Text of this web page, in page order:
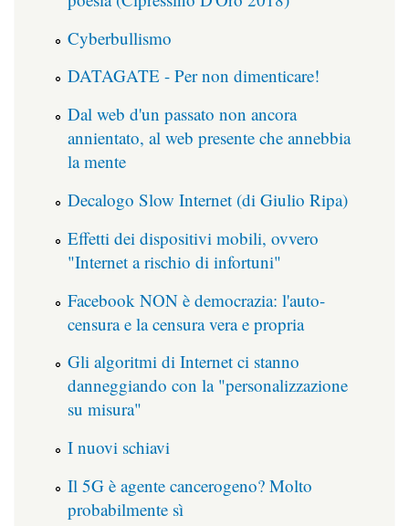
Cyberbullismo
DATAGATE - Per non dimenticare!
Dal web d'un passato non ancora
annientato, al web presente che annebbia
la mente
Decalogo Slow Internet (di Giulio Ripa)
Effetti dei dispositivi mobili, ovvero
"Internet a rischio di infortuni"
Facebook NON è democrazia: l'auto-
censura e la censura vera e propria
Gli algoritmi di Internet ci stanno
danneggiando con la "personalizzazione
su misura"
I nuovi schiavi
Il 5G è agente cancerogeno? Molto
probabilmente sì